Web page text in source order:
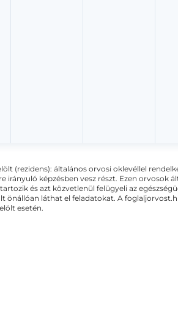
(rezidens): általános orvosi oklevéllel
irányuló képzésben vesz részt. Ezen
és azt közvetlenül felügyeli az
önállóan láthat el feladatokat. A
esetén.